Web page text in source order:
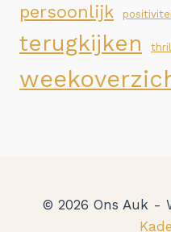
persoonlijk
terugkijken
© 2026 Ons Auk -